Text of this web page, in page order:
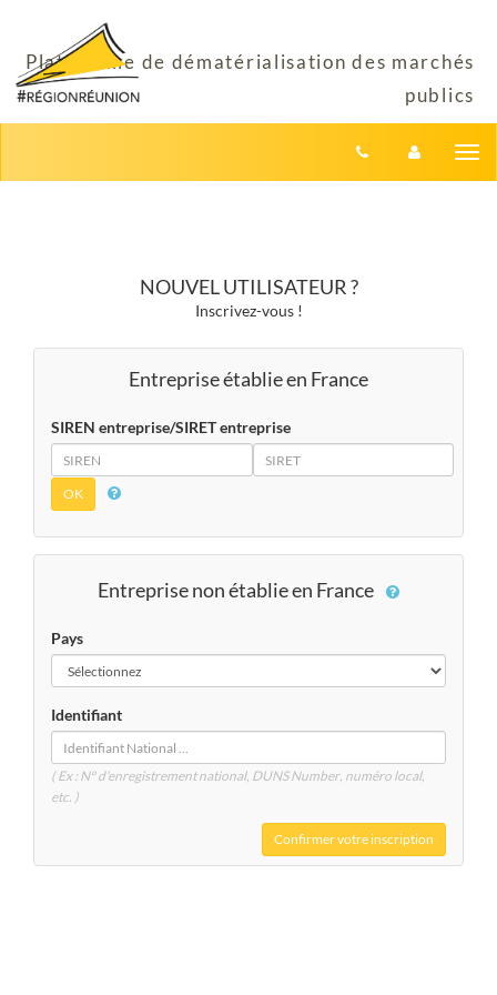
NOUVEL UTILISATEUR ?
Inscrivez-vous !
Entreprise établie en France
SIREN entreprise/SIRET entreprise
SIREN
SIRET
Entreprise non établie en France
Pays
Identifiant
( Ex : N° d'enregistrement national, DUNSNumber, numéro local,
etc. )